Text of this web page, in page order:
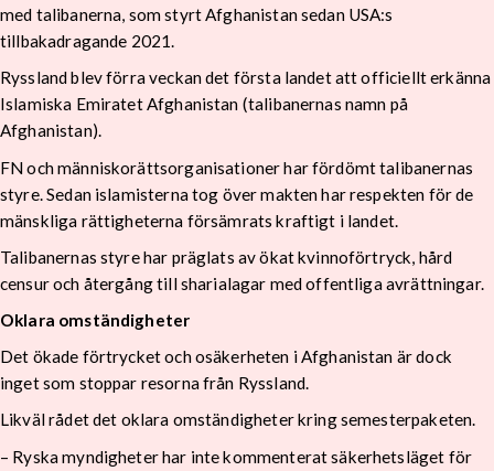
med talibanerna, som styrt Afghanistan sedan USA:s
tillbakadragande 2021.
Ryssland blev förra veckan det första landet att officiellt erkänna
Islamiska Emiratet Afghanistan (talibanernas namn på
Afghanistan).
FN och människorättsorganisationer har fördömt talibanernas
styre. Sedan islamisterna tog över makten har respekten för de
mänskliga rättigheterna försämrats kraftigt i landet.
Talibanernas styre har präglats av ökat kvinnoförtryck, hård
censur och återgång till sharialagar med offentliga avrättningar.
Oklara omständigheter
Det ökade förtrycket och osäkerheten i Afghanistan är dock
inget som stoppar resorna från Ryssland.
Likväl rådet det oklara omständigheter kring semesterpaketen.
– Ryska myndigheter har inte kommenterat säkerhetsläget för